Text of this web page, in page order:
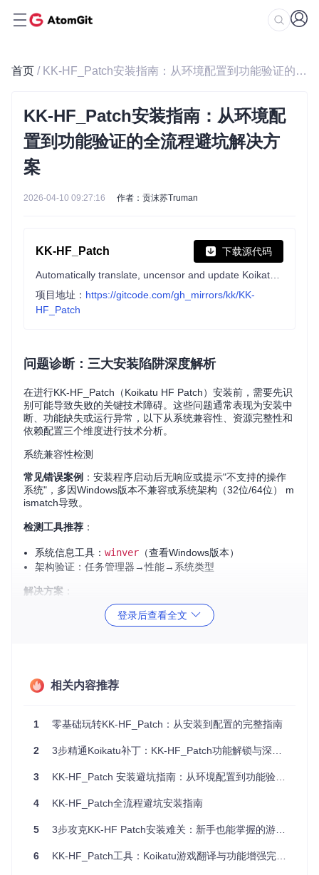
首页 / KK-HF_Patch安装指南：从环境配置到功能验证的全流程避坑解决方案
KK-HF_Patch安装指南：从环境配
置到功能验证的全流程避坑解决方
案
2026-04-10 09:27:16 作者：贡沫苏Truman
KK-HF_Patch 下载源代码
项目地址： https://gitcode.com/gh_mirrors/kk/KK-
HF_Patch
问题诊断：三大安装陷阱深度解析
在进行KK-HF_Patch（Koikatu HF Patch）安装前，需要先识
别可能导致失败的关键技术障碍。这些问题通常表现为安装中
断、功能缺失或运行异常，以下从系统兼容性、资源完整性和
依赖配置三个维度进行技术分析。
系统兼容性检测
常见错误案例 ：安装程序启动后无响应或提示"不支持的操作
系统"，多因Windows版本不兼容或系统架构（32位/64位） m
ismatch导致。
检测工具推荐 ：
系统信息工具： winver （查看Windows版本）
架构验证：任务管理器→性能→系统类型
解决方案 ：
确认操作系统为Windows 10/11 64位专业版或家庭版
时环境，该组件在旧版Windows系统中可能未预装，且64位架
构对内存映射文件处理效率更高，是确保大型资源文件加载的
资源文件校验
常见错误案例：安装过程中提示"文件损坏"或"校验和不匹
整。
检测工具推荐 ：
文件哈希验证工具：PowerShell命令Get-FileHash "pat
压缩包完整性检查：7-Zip右键→测试压缩文件
登录后查看全文
相关内容推荐
1 零基础玩转KK-HF_Patch：从安装到配置的完整指南
2 3步精通Koikatu补丁：KK-HF_Patch功能解锁与深度优化指南
3 KK-HF_Patch 安装避坑指南：从环境配置到功能验证的全流程解决方案
4 KK-HF_Patch全流程避坑安装指南
5 3步攻克KK-HF Patch安装难关：新手也能掌握的游戏增强实战指南
6 KK-HF_Patch工具：Koikatu游戏翻译与功能增强完整解决方案